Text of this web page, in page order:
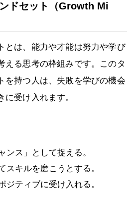
ドセット（Growth Mi
とは、能力や才能は努力や学び
える思考の枠組みです。このタ
を持つ人は、失敗を学びの機会
に受け入れます。
ンス」として捉える。
スキルを磨こうとする。
ジティブに受け入れる。